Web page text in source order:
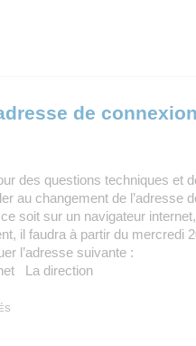
de connexion
des questions techniques et
au changement de l’adresse
soit sur un navigateur internet,
il faudra à partir du mercredi
l’adresse suivante :
La direction